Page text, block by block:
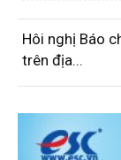
Hôi nghị Báo
trên địa...